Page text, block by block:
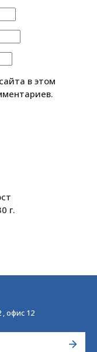
в этом
г.
, офис 12